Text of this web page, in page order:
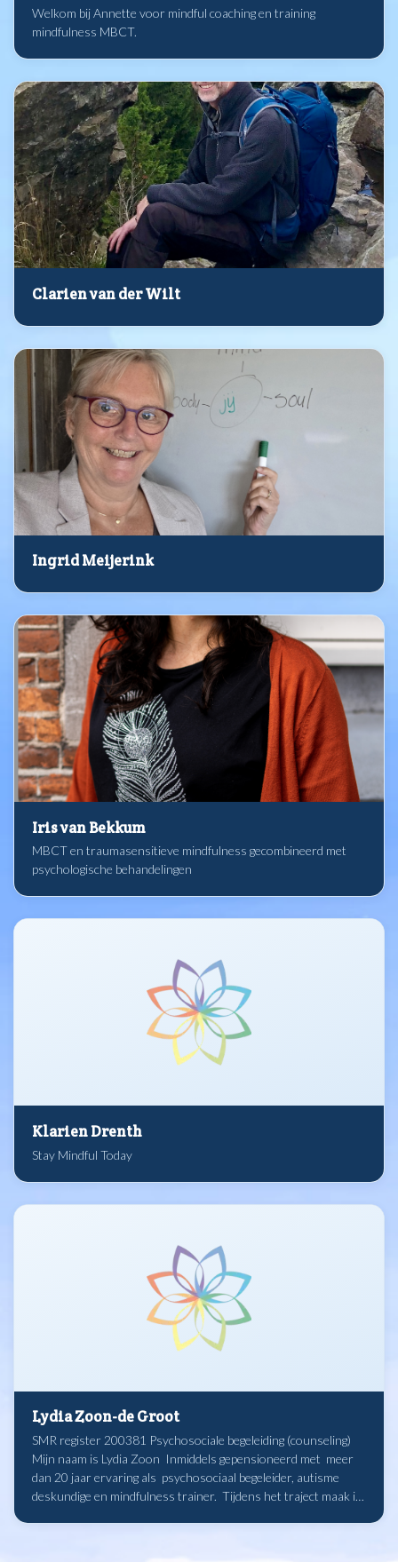
Welkom bij Annette voor mindful coaching en training
mindfulness MBCT.
Clarien van der Wilt
Ingrid Meijerink
Iris van Bekkum
MBCT en traumasensitieve mindfulness gecombineerd met
psychologische behandelingen
Klarien Drenth
Stay Mindful Today
Lydia Zoon-de Groot
SMR register 200381 Psychosociale begeleiding (counseling) ​
Mijn naam is Lydia Zoon Inmiddels gepensioneerd met meer
dan 20 jaar ervaring als psychosociaal begeleider, autisme
deskundige en mindfulness trainer. ​​​ Tijdens het traject maak ik